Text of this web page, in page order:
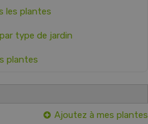
les plantes
type de jardin
plantes
Ajoutez à mes plantes